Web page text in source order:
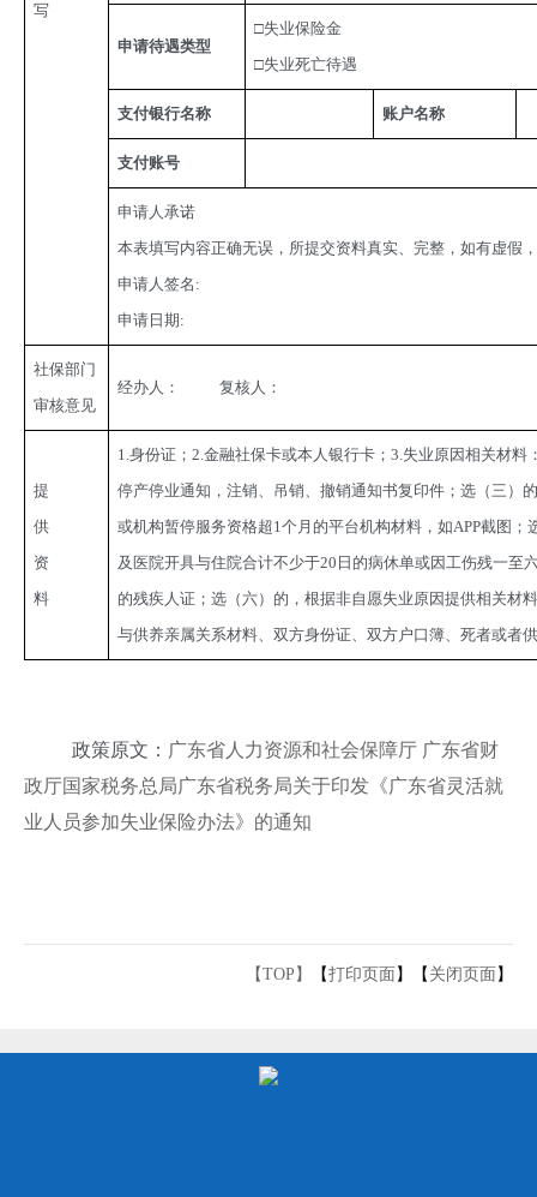
写
申请待遇类型
□失业保险金
□失业死亡待遇
支付银行名称 账户名称
支付账号
申请人承诺
本表填写内容正确无误，所提交资料真实、完整，如有
申请人签名:
申请日期:
社保部门
审核意见
经办人：           复核人：
提
供
资
料
1.身份证；2.金融社保卡或本人银行卡；3.失业原因相关材
停产停业通知，注销、吊销、撤销通知书复印件；选（三）
或机构暂停服务资格超1个月的平台机构材料，如APP截图
及医院开具与住院合计不少于20日的病休单或因工伤残一至
的残疾人证；选（六）的，根据非自愿失业原因提供相关材
与供养亲属关系材料、双方身份证、双方户口簿、死者或者
政策原文： 广东省人力资源和社会保障厅 广东省财
政厅国家税务总局广东省税务局关于印发《广东省灵活就
业人员参加失业保险办法》的通知
【TOP】 【打印页面 】【 关闭页面 】